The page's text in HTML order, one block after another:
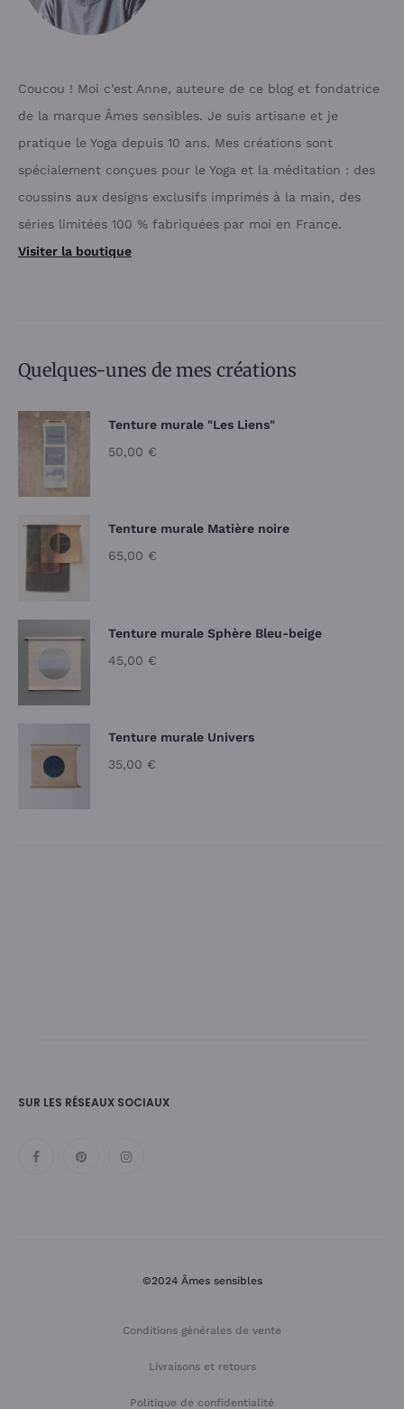
Coucou ! Moi c’est Anne, auteure de ce blog et fondatrice
de la marque Âmes sensibles. Je suis artisane et je
pratique le Yoga depuis 10 ans. Mes créations sont
spécialement conçues pour le Yoga et la méditation : des
coussins aux designs exclusifs imprimés à la main, des
séries limitées 100 % fabriquées par moi en France.
Visiter la boutique
Quelques-unes de mes créations
Tenture murale "Les Liens"
50,00 €
Tenture murale Matière noire
65,00 €
Tenture murale Sphère Bleu-beige
45,00 €
Tenture murale Univers
35,00 €
SUR LES RÉSEAUX SOCIAUX
©2024 Âmes sensibles
Conditions générales de vente
Livraisons et retours
Politique de confidentialité